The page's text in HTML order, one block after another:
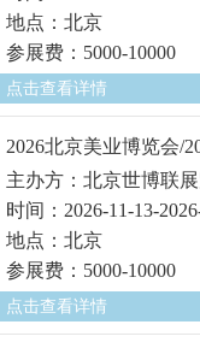
地点：北京
参展费：5000-10000
点击查看详情
2026北京美业博览会/
主办方：北京世博联
时间：2026-11-13-
地点：北京
参展费：5000-10000
点击查看详情